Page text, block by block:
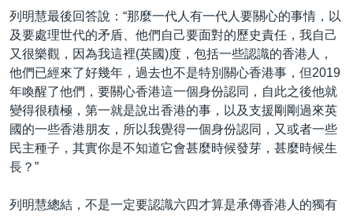
列明慧最後回答說：“那麼一代人有一代人要關心的事情，以
及要處理世代的矛盾、他們自己要面對的歷史責任，我自己
又很樂觀，因為我這裡(英國)度，包括一些認識的香港人，
他們已經來了好幾年，過去也不是特別關心香港事，但2019
年喚醒了他們，要關心香港這一個身份認同，自此之後他就
變得很積極，第一就是說出香港的事，以及支援剛剛過來英
國的一些香港朋友，所以我覺得一個身份認同，又或者一些
民主種子，其實你是不知道它會甚麼時候發芽，甚麼時候生
長？”
列明慧總結，不是一定要認識六四才算是承傳香港人的獨有